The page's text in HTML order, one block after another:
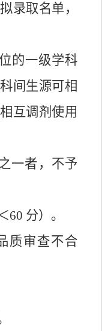
录取名单，
的一级学科
间生源可相
互调剂使用
一者，不予
60 分）。
质审查不合